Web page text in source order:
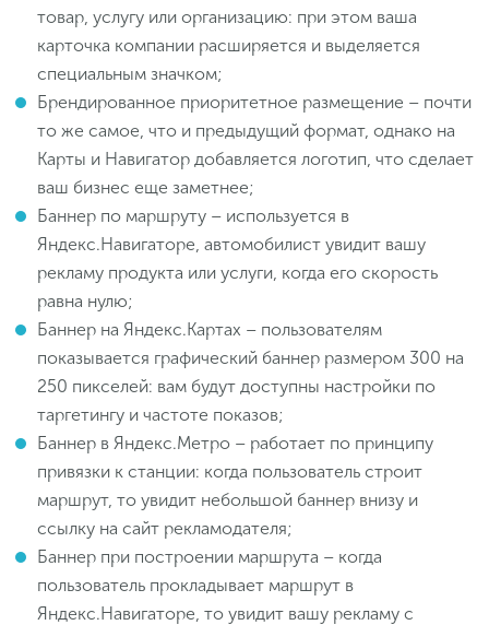
товар, услугу или организацию: при этом ваша
карточка компании расширяется и выделяется
специальным значком;
Брендированное приоритетное размещение – почти
то же самое, что и предыдущий формат, однако на
Карты и Навигатор добавляется логотип, что сделает
ваш бизнес еще заметнее;
Баннер по маршруту – используется в
Яндекс.Навигаторе, автомобилист увидит вашу
рекламу продукта или услуги, когда его скорость
равна нулю;
Баннер на Яндекс.Картах – пользователям
показывается графический баннер размером 300 на
250 пикселей: вам будут доступны настройки по
таргетингу и частоте показов;
Баннер в Яндекс.Метро – работает по принципу
привязки к станции: когда пользователь строит
маршрут, то увидит небольшой баннер внизу и
ссылку на сайт рекламодателя;
Баннер при построении маршрута – когда
пользователь прокладывает маршрут в
Яндекс.Навигаторе, то увидит вашу рекламу с